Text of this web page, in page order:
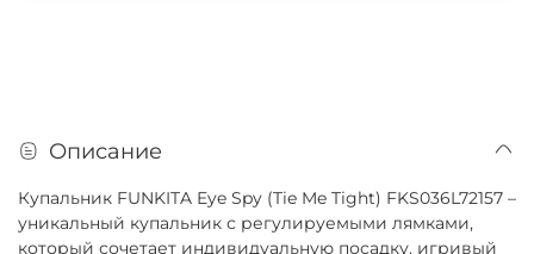
Описание
Купальник FUNKITA Eye Spy (Tie Me Tight) FKS036L72157 –
уникальный купальник с регулируемыми лямками,
который сочетает индивидуальную посадку, игривый